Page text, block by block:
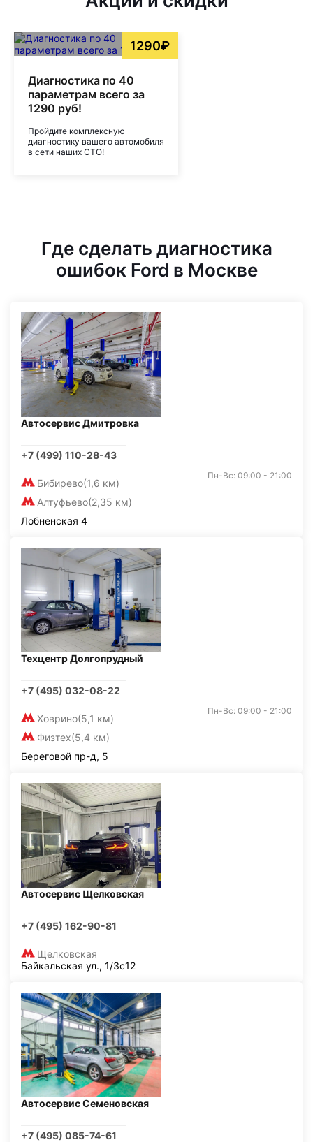
1290₽
Диагностика по 40
параметрам всего за
1290 руб!
Пройдите комплексную
диагностику вашего автомобиля
в сети наших СТО!
Где сделать диагностика
ошибок Ford в Москве
Автосервис Дмитровка
+7 (499) 110-28-43
Бибирево(1,6 км)
Алтуфьево(2,35 км)
Пн-Вс: 09:00 - 21:00
Лобненская 4
Техцентр Долгопрудный
+7 (495) 032-08-22
Ховрино(5,1 км)
Физтех(5,4 км)
Пн-Вс: 09:00 - 21:00
Береговой пр-д, 5
Автосервис Щелковская
+7 (495) 162-90-81
Щелковская
Байкальская ул., 1/3с12
Автосервис Семеновская
+7 (495) 085-74-61